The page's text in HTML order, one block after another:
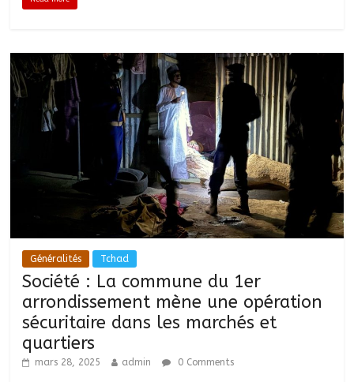
Généralités Tchad
Société : La commune du 1er
arrondissement mène une opération
sécuritaire dans les marchés et
quartiers
mars 28, 2025 admin 0 Comments